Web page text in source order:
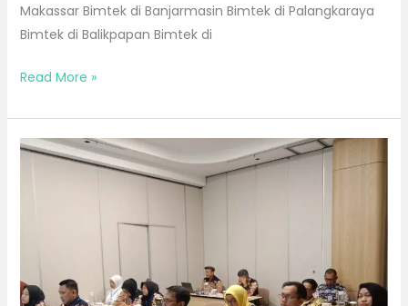
Makassar Bimtek di Banjarmasin Bimtek di Palangkaraya
Bimtek di Balikpapan Bimtek di
Read More »
Bimtek